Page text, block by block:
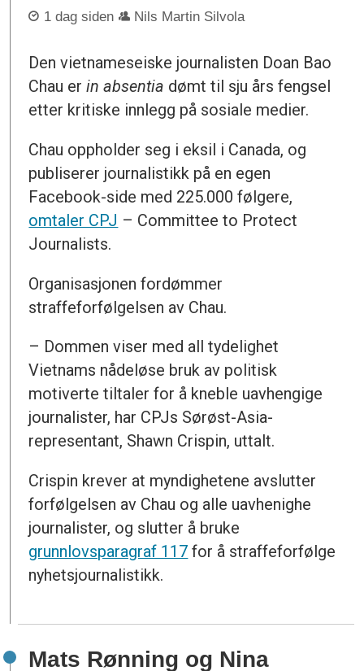
1 dag siden Nils Martin Silvola
Den vietnameseiske journalisten Doan Bao
Chau erin absentia dømt til sju års fengsel
etter kritiske innlegg på sosiale medier.
Chau oppholder seg i eksil i Canada, og
publiserer journalistikk på en egen
Facebook-side med 225.000 følgere,
omtaler CPJ – Committee to Protect
Journalists.
Organisasjonen fordømmer
straffeforfølgelsen av Chau.
– Dommen viser med all tydelighet
Vietnams nådeløse bruk av politisk
motiverte tiltaler for å kneble uavhengige
journalister, har CPJs Sørøst-Asia-
representant, Shawn Crispin, uttalt.
Crispin krever at myndighetene avslutter
forfølgelsen av Chau og alle uavhenighe
journalister, og slutter å bruke
grunnlovsparagraf 117 for å straffeforfølge
nyhetsjournalistikk.
Mats Rønning og Nina